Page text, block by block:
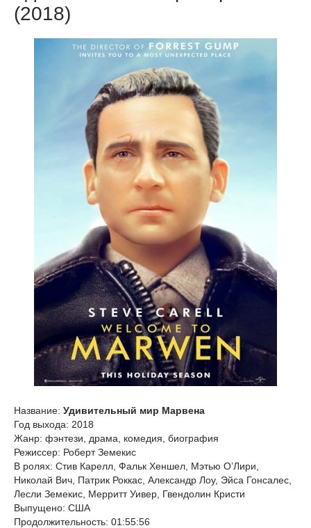
(2018)
Название: Удивительный мир Марвена
Год выхода: 2018
Жанр: фэнтези, драма, комедия, биография
Режиссер: Роберт Земекис
В ролях: Стив Карелл, Фальк Хеншел, Мэтью О’Лири,
Николай Вич, Патрик Роккас, Александр Лоу, Эйса Гонсалес,
Лесли Земекис, Мерритт Уивер, Гвендолин Кристи
Выпущено: США
Продолжительность: 01:55:56